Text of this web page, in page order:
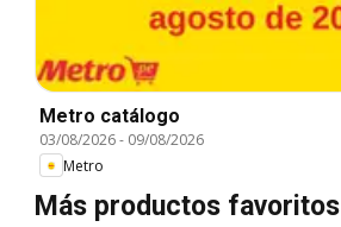
Metro catálogo
03/08/2026- 09/08/2026
Metro
Más productos favoritos